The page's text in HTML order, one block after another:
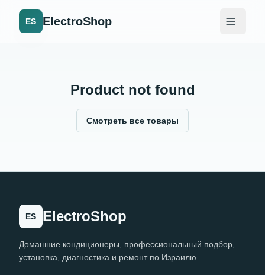
ES ElectroShop
Product not found
Смотреть все товары
ES ElectroShop
Домашние кондиционеры, профессиональный подбор,
установка, диагностика и ремонт по Израилю.